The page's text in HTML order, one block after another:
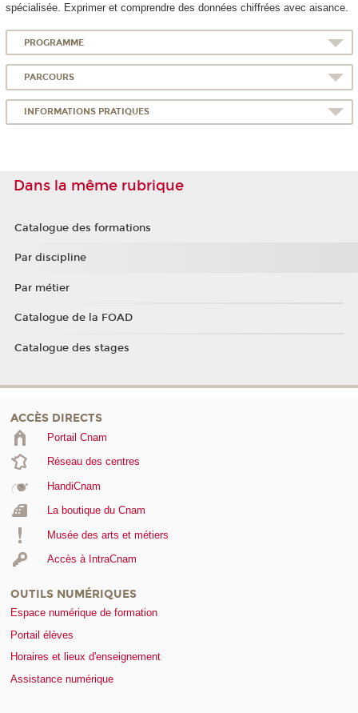
spécialisée. Exprimer et comprendre des données chiffrées avec aisance.
PROGRAMME
PARCOURS
INFORMATIONS PRATIQUES
Dans la même rubrique
Catalogue des formations
Par discipline
Par métier
Catalogue de la FOAD
Catalogue des stages
ACCÈS DIRECTS
Portail Cnam
Réseau des centres
HandiCnam
La boutique du Cnam
Musée des arts et métiers
Accès à IntraCnam
OUTILS NUMÉRIQUES
Espace numérique de formation
Portail élèves
Horaires et lieux d'enseignement
Assistance numérique